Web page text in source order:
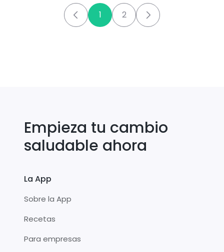
1 2
Empieza tu cambio
saludable ahora
La App
Sobre la App
Recetas
Para empresas